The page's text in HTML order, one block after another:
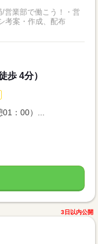
営業部で働こう！・営
考案・作成、配布
歩 4分）
01：00）...
3日以内公開